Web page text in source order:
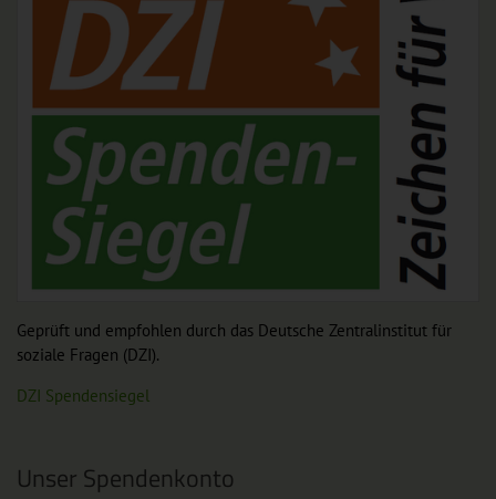
Geprüft und empfohlen durch das Deutsche Zentralinstitut für
soziale Fragen (DZI).
DZI Spendensiegel
Unser Spendenkonto